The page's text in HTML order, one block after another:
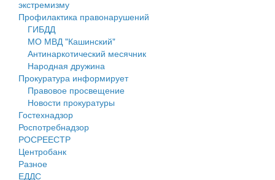
Нормативы градостроительного проектирования
Правила землепользования и застройки
Генеральные планы
Проекты планировки территории
Собрание депутатов
Городское поселение
Сельские поселения
экстремизму
Профилактика правонарушений
ГИБДД
МО МВД "Кашинский"
Антинаркотический месячник
Народная дружина
Прокуратура информирует
Правовое просвещение
Новости прокуратуры
Гостехнадзор
Роспотребнадзор
РОСРЕЕСТР
Центробанк
Разное
ЕДДС